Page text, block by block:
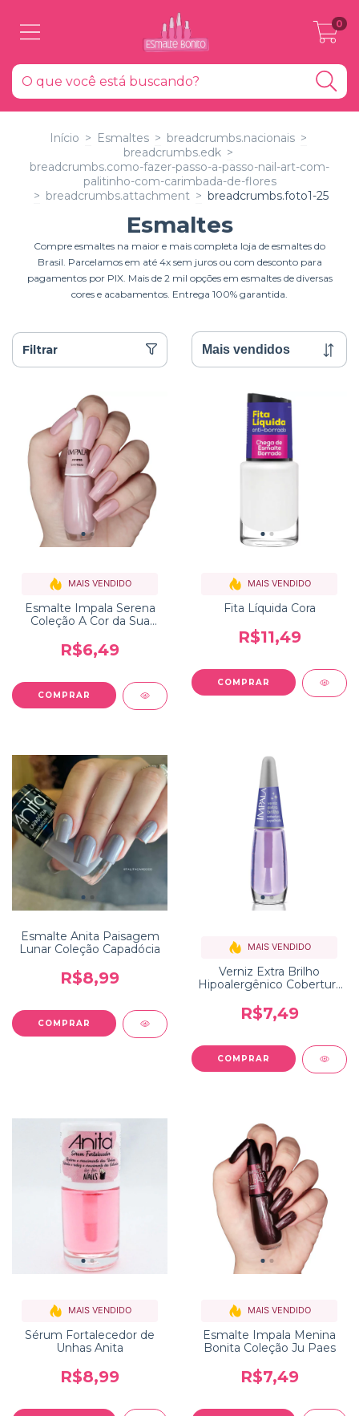
0
Início > Esmaltes > breadcrumbs.nacionais >
breadcrumbs.edk >
breadcrumbs.como-fazer-passo-a-passo-nail-art-com-
palitinho-com-carimbada-de-flores
> breadcrumbs.attachment > breadcrumbs.foto1-25
Esmaltes
Compre esmaltes na maior e mais completa loja de esmaltes do
Brasil. Parcelamos em até 4x sem juros ou com desconto para
pagamentos por PIX. Mais de 2 mil opções em esmaltes de diversas
cores e acabamentos. Entrega 100% garantida.
Filtrar
MAIS VENDIDO
Esmalte Impala Serena
Coleção A Cor da Sua
R$6,49
MAIS VENDIDO
Fita Líquida Cora
R$11,49
Esmalte Anita Paisagem
Lunar Coleção Capadócia
R$8,99
MAIS VENDIDO
Verniz Extra Brilho
Hipoalergênico Cobertura
R$7,49
MAIS VENDIDO
Sérum Fortalecedor de
Unhas Anita
R$8,99
MAIS VENDIDO
Esmalte Impala Menina
Bonita Coleção Ju Paes
R$7,49